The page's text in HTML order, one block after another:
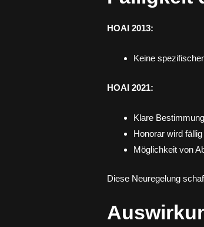
HOAI 2013:
Keine
HOAI 2021:
Klare
Honorar wird
Möglichkeit von
Diese Neuregelung